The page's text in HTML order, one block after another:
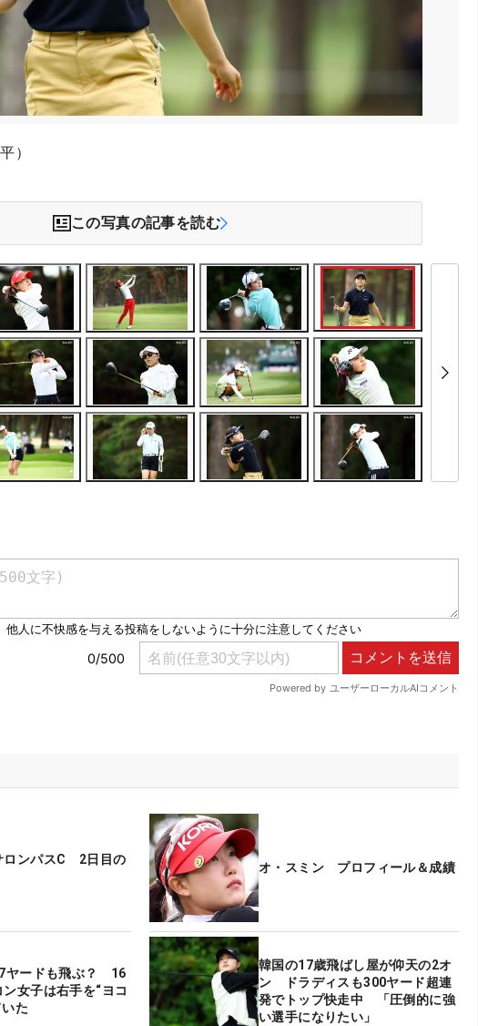
）
この写真の記事を読む
ロンパスC 2日目の
オ・スミン プロフィール＆成績
ヤードも飛ぶ？ 16
女子は右手を“ヨコ
た
韓国の17歳飛ばし屋が仰天の2オ
ン ドラディスも300ヤード超連
発でトップ快走中 「圧倒的に強
い選手になりたい」